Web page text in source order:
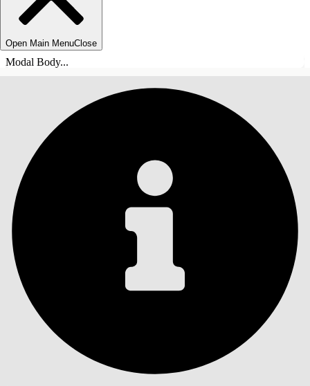
Open Main MenuClose
Modal Body...
目录